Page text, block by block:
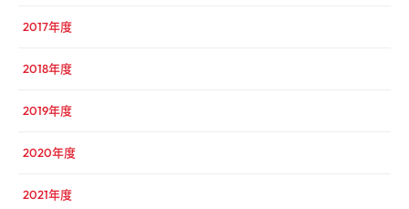
2017年度
2018年度
2019年度
2020年度
2021年度